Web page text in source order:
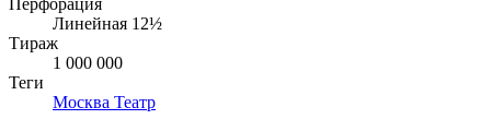
Линейная 12½
Тираж
1 000 000
Теги
Москва Театр